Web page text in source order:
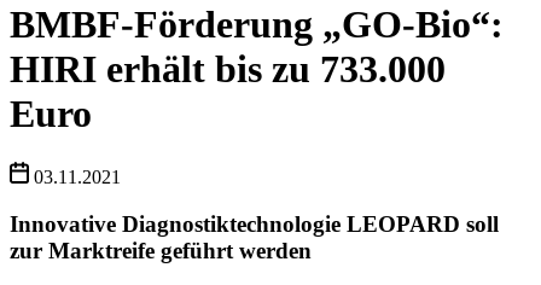
BMBF-Förderung „GO-Bio“:
HIRI erhält bis zu 733.000
Euro
03.11.2021
Innovative Diagnostiktechnologie LEOPARD soll
zur Marktreife geführt werden